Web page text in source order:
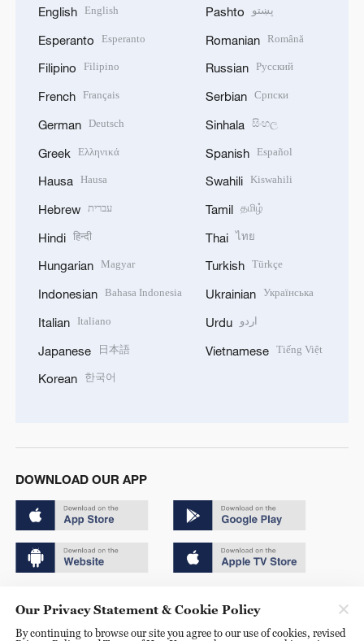
English English
Esperanto Esperanto
Filipino Filipino
French Français
German Deutsch
Greek Ελληνικά
Hausa Hausa
Hebrew עברית
Hindi हिन्दी
Hungarian Magyar
Indonesian Bahasa Indonesia
Italian Italiano
Japanese 日本語
Korean 한국어
Pashto پښتو
Romanian Română
Russian Русский
Serbian Српски
Sinhala සිංහල
Spanish Español
Swahili Kiswahili
Tamil தமிழ்
Thai ไทย
Turkish Türkçe
Ukrainian Українська
Urdu اردو
Vietnamese Tiếng Việt
DOWNLOAD OUR APP
京ICP备20000184号
Our Privacy Statement & Cookie Policy
By continuing to browse our site you agree to our use of cookies, revised